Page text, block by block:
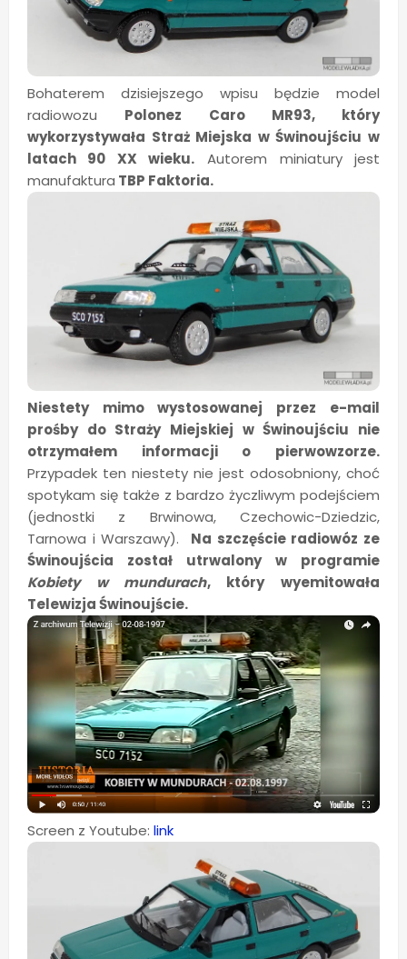
Bohaterem dzisiejszego wpisu będzie model
radiowozu Polonez Caro MR93, który
wykorzystywała Straż Miejska w Świnoujściu w
latach 90 XX wieku. Autorem miniatury jest
manufaktura TBP Faktoria.
Niestety mimo wystosowanej przez e-mail
prośby do Straży Miejskiej w Świnoujściu nie
otrzymałem informacji o pierwowzorze.
Przypadek ten niestety nie jest odosobniony, choć
spotykam się także z bardzo życzliwym podejściem
(jednostki z Brwinowa, Czechowic-Dziedzic,
Tarnowa i Warszawy). Na szczęście radiowóz ze
Świnoujścia został utrwalony w programie
Kobiety w mundurach, który wyemitowała
Telewizja Świnoujście.
Screen z Youtube: link